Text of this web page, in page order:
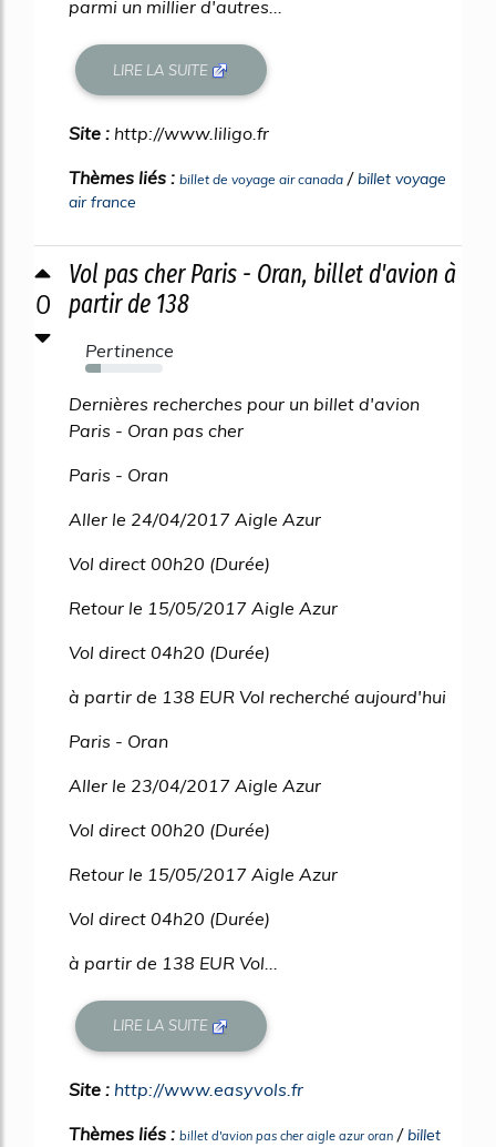
parmi un millier d'autres...
LIRE LA SUITE
Site : http://www.liligo.fr
Thèmes liés : billet de voyage air canada /billet voyage
air france
0
Vol pas cher Paris - Oran, billet d'avion à
partir de 138
Pertinence
20%
Dernières recherches pour un billet d'avion
Paris - Oran pas cher
Paris - Oran
Aller le 24/04/2017 Aigle Azur
Vol direct 00h20 (Durée)
Retour le 15/05/2017 Aigle Azur
Vol direct 04h20 (Durée)
à partir de 138 EUR Vol recherché aujourd'hui
Paris - Oran
Aller le 23/04/2017 Aigle Azur
Vol direct 00h20 (Durée)
Retour le 15/05/2017 Aigle Azur
Vol direct 04h20 (Durée)
à partir de 138 EUR Vol...
LIRE LA SUITE
Site : http://www.easyvols.fr
Thèmes liés : billet d'avion pas cher aigle azur oran /billet